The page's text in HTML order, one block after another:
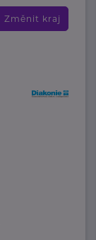
Změnit kraj